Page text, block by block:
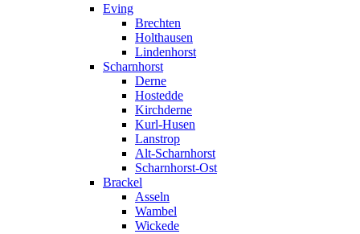
Eving
Brechten
Holthausen
Lindenhorst
Scharnhorst
Derne
Hostedde
Kirchderne
Kurl-Husen
Lanstrop
Alt-Scharnhorst
Scharnhorst-Ost
Brackel
Asseln
Wambel
Wickede